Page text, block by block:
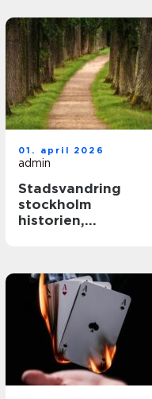
01. april 2026
admin
Stadsvandring
stockholm
historien,